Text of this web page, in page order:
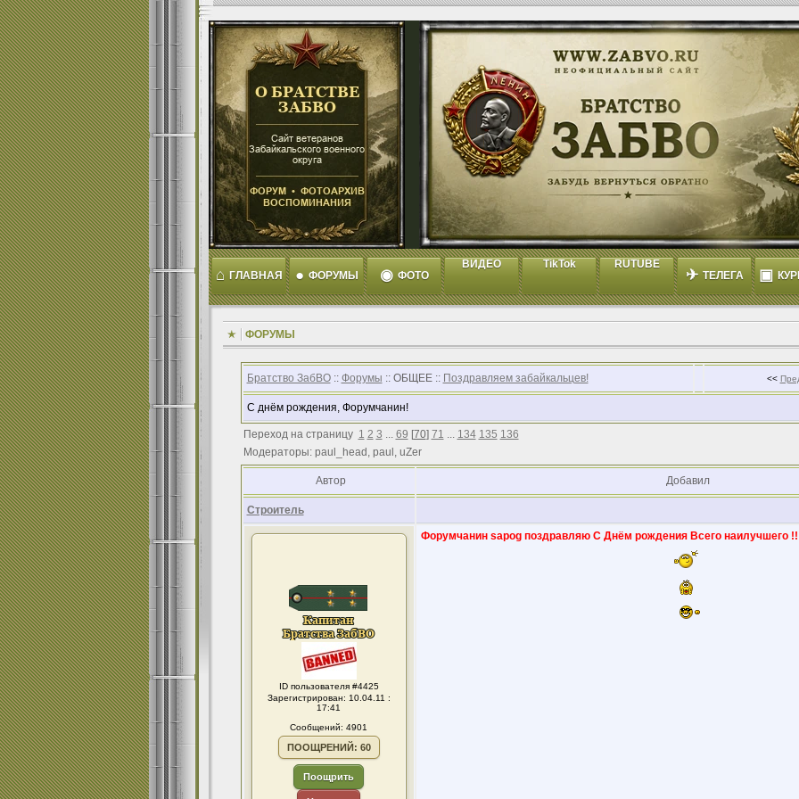
⌂ ГЛАВНАЯ ● ФОРУМЫ ◉ ФОТО
ВИДЕО TikTok RUTUBE
✈ ТЕЛЕГА ▣
ФОРУМЫ
Братство ЗабВО:: Форумы :: ОБЩЕЕ :: Поздравляем забайкальцев! <<
С днём рождения, Форумчанин!
Переход на страницу 1 2 3 ... 69 [70] 71 ... 134 135 136
Модераторы: paul_head, paul, uZer
Автор Добавил
Строитель
ID пользователя #4425
Зарегистрирован: 10.04.11 :
17:41
Сообщений: 4901
ПООЩРЕНИЙ: 60
Поощрить
Форумчанин sapog поздравляю С Днём рождения Всего наилучшего